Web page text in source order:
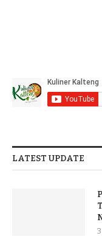
LATEST UPDATE